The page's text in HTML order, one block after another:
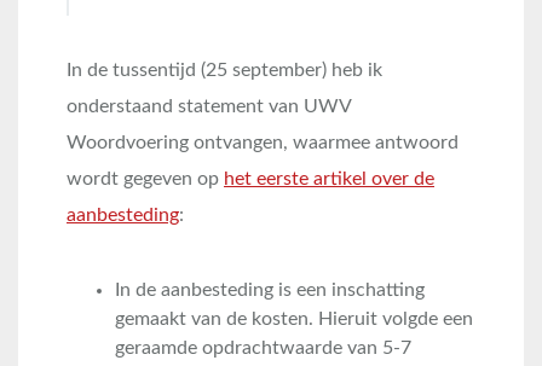
In de tussentijd (25 september) heb ik
onderstaand statement van UWV
Woordvoering ontvangen, waarmee antwoord
wordt gegeven op het eerste artikel over de
aanbesteding:
In de aanbesteding is een inschatting
gemaakt van de kosten. Hieruit volgde een
geraamde opdrachtwaarde van 5-7